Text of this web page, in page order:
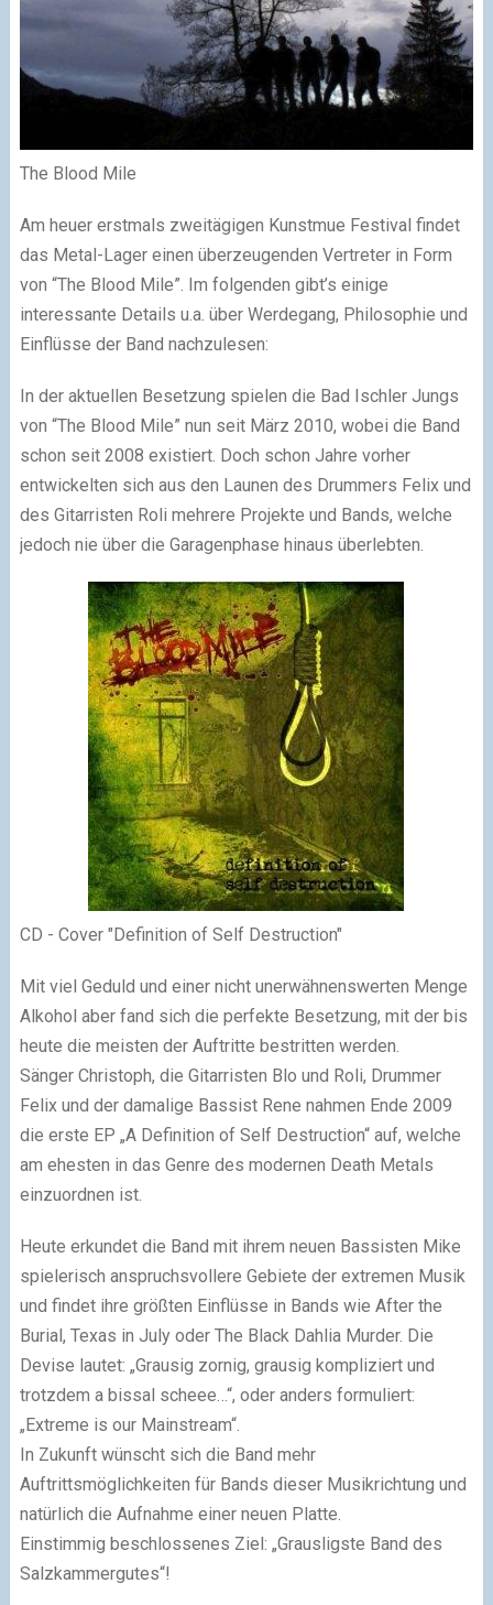
The Blood Mile
Am heuer erstmals zweitägigen Kunstmue Festival findet
das Metal-Lager einen überzeugenden Vertreter in Form
von “The Blood Mile”. Im folgenden gibt’s einige
interessante Details u.a. über Werdegang, Philosophie und
Einflüsse der Band nachzulesen:
In der aktuellen Besetzung spielen die Bad Ischler Jungs
von “The Blood Mile” nun seit März 2010, wobei die Band
schon seit 2008 existiert. Doch schon Jahre vorher
entwickelten sich aus den Launen des Drummers Felix und
des Gitarristen Roli mehrere Projekte und Bands, welche
jedoch nie über die Garagenphase hinaus überlebten.
CD - Cover "Definition of Self Destruction"
Mit viel Geduld und einer nicht unerwähnenswerten Menge
Alkohol aber fand sich die perfekte Besetzung, mit der bis
heute die meisten der Auftritte bestritten werden.
Sänger Christoph, die Gitarristen Blo und Roli, Drummer
Felix und der damalige Bassist Rene nahmen Ende 2009
die erste EP „A Definition of Self Destruction“ auf, welche
am ehesten in das Genre des modernen Death Metals
einzuordnen ist.
Heute erkundet die Band mit ihrem neuen Bassisten Mike
spielerisch anspruchsvollere Gebiete der extremen Musik
und findet ihre größten Einflüsse in Bands wie After the
Burial, Texas in July oder The Black Dahlia Murder. Die
Devise lautet: „Grausig zornig, grausig kompliziert und
trotzdem a bissal scheee…“, oder anders formuliert:
„Extreme is our Mainstream“.
In Zukunft wünscht sich die Band mehr
Auftrittsmöglichkeiten für Bands dieser Musikrichtung und
natürlich die Aufnahme einer neuen Platte.
Einstimmig beschlossenes Ziel: „Grausligste Band des
Salzkammergutes“!